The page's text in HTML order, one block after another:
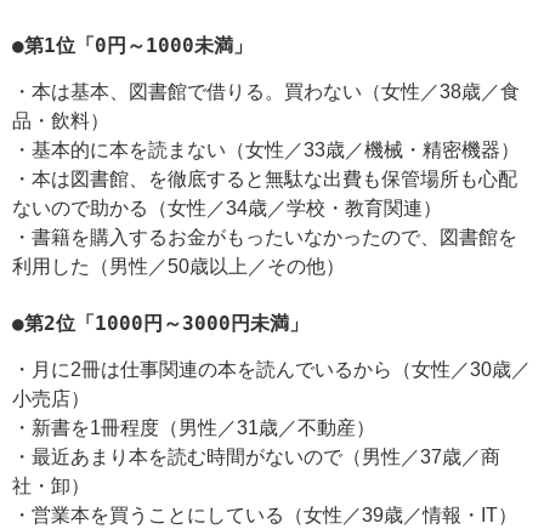
●第1位「0円～1000未満」
・本は基本、図書館で借りる。買わない（女性／38歳／食
品・飲料）
・基本的に本を読まない（女性／33歳／機械・精密機器）
・本は図書館、を徹底すると無駄な出費も保管場所も心配
ないので助かる（女性／34歳／学校・教育関連）
・書籍を購入するお金がもったいなかったので、図書館を
利用した（男性／50歳以上／その他）
●第2位「1000円～3000円未満」
・月に2冊は仕事関連の本を読んでいるから（女性／30歳／
小売店）
・新書を1冊程度（男性／31歳／不動産）
・最近あまり本を読む時間がないので（男性／37歳／商
社・卸）
・営業本を買うことにしている（女性／39歳／情報・IT）